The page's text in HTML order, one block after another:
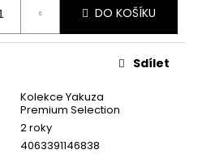
DO KOŠÍKU
Kolekce Yakuza
Premium Selection
2 roky
4063391146838
Sdílet